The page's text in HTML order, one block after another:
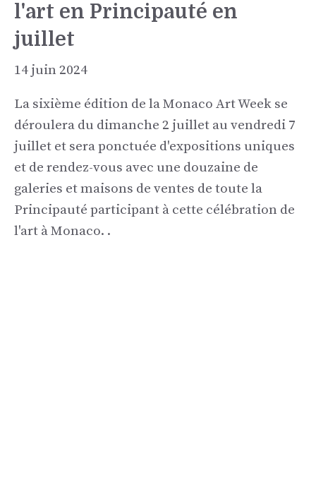
l'art en Principauté en
juillet
14 juin 2024
La sixième édition de la Monaco Art Week se
déroulera du dimanche 2 juillet au vendredi 7
juillet et sera ponctuée d'expositions uniques
et de rendez-vous avec une douzaine de
galeries et maisons de ventes de toute la
Principauté participant à cette célébration de
l'art à Monaco. .